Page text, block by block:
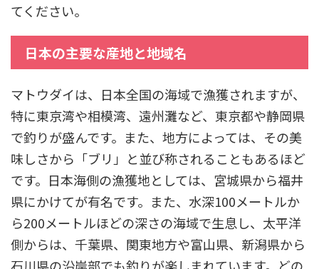
てください。
日本の主要な産地と地域名
マトウダイは、日本全国の海域で漁獲されますが、
特に東京湾や相模湾、遠州灘など、東京都や静岡県
で釣りが盛んです。また、地方によっては、その美
味しさから「ブリ」と並び称されることもあるほど
です。日本海側の漁獲地としては、宮城県から福井
県にかけてが有名です。また、水深100メートルか
ら200メートルほどの深さの海域で生息し、太平洋
側からは、千葉県、関東地方や富山県、新潟県から
石川県の沿岸部でも釣りが楽しまれています。どの